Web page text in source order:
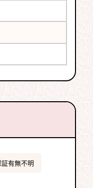
証有無不明